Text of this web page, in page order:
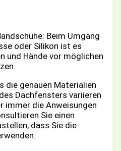
Beim Umgang
oder Silikon ist es
und Hände vor möglichen
die genauen Materialien
Dachfensters variieren
immer die Anweisungen
Sie einen
dass Sie die